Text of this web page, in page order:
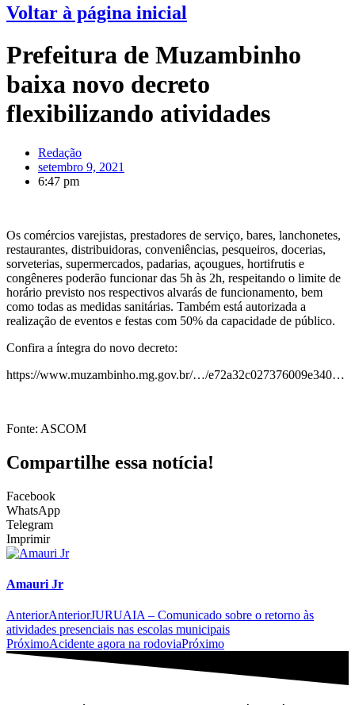
Voltar à página inicial
Prefeitura de Muzambinho
baixa novo decreto
flexibilizando atividades
Redação
setembro 9, 2021
6:47 pm
Os comércios varejistas, prestadores de serviço, bares, lanchonetes,
restaurantes, distribuidoras, conveniências, pesqueiros, docerias,
sorveterias, supermercados, padarias, açougues, hortifrutis e
congêneres poderão funcionar das 5h às 2h, respeitando o limite de
horário previsto nos respectivos alvarás de funcionamento, bem
como todas as medidas sanitárias. Também está autorizada a
realização de eventos e festas com 50% da capacidade de público.
Confira a íntegra do novo decreto:
https://www.muzambinho.mg.gov.br/…/e72a32c027376009e340…
Fonte: ASCOM
Compartilhe essa notícia!
Facebook
WhatsApp
Telegram
Imprimir
Amauri Jr
AnteriorAnteriorJURUAIA – Comunicado sobre o retorno às
atividades presenciais nas escolas municipais
PróximoAcidente agora na rodoviaPróximo